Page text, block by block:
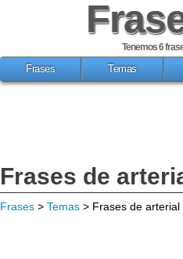
Tenemos 6
Frases
Temas
Frases de
Frases > Temas > Frases de arterial